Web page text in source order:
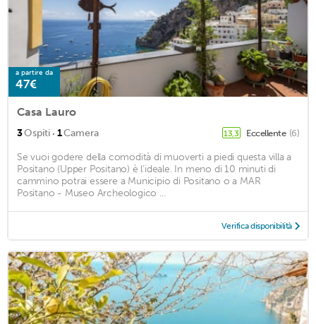
a partire da
47€
Casa Lauro
3Ospiti · 1Camera 13,3 Eccellente (6)
Se vuoi godere della comodità di muoverti a piedi questa villa a
Positano (Upper Positano) è l'ideale. In meno di 10 minuti di
cammino potrai essere a Municipio di Positano o a MAR
Positano - Museo Archeologico ...
Verifica disponibilità